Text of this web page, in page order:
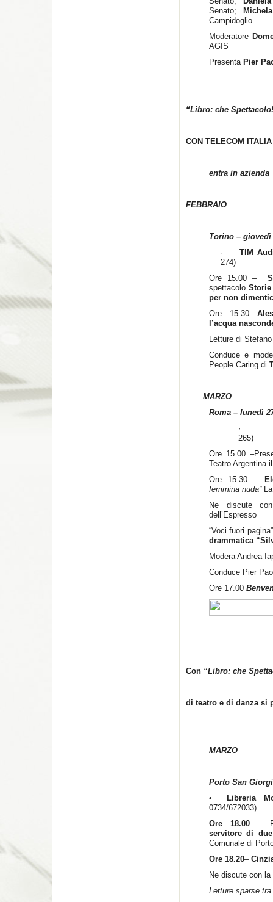
Senato;
Campidoglio.
Moderatore
AGIS
Presenta Pier
“Libro: che
CON TELECOM ITALIA
entra in azienda
FEBBRAIO
Torino – giovedì
· TIM
274)
Ore 15.00 –
spettacolo
per non
Ore 15.30
l’acqua
Letture di
Conduce e
People Caring di
MARZO
Roma – lunedì
265)
Ore 15.00
Teatro Argentina
Ore 15.30 –
femmina nuda”
Ne discute
dell’Espresso
“Voci fuori
drammatica
Modera Andrea
Conduce Pier
Ore 17.00
Con “Libro: che
di teatro e di danza si
MARZO
Porto San
•
Libreria
0734/672033)
Ore 18.00–
servitore di
Comunale di
Ore 18.20–
Ne discute con
Letture sparse